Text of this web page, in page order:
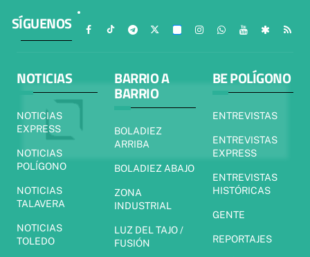
SÍGUENOS
NOTICIAS
NOTICIAS
EXPRESS
NOTICIAS
POLÍGONO
NOTICIAS
TALAVERA
NOTICIAS
TOLEDO
BARRIO A
BARRIO
BOLADIEZ
ARRIBA
BOLADIEZ ABAJO
ZONA
INDUSTRIAL
LUZ DEL TAJO /
FUSIÓN
BE POLÍGONO
ENTREVISTAS
ENTREVISTAS
EXPRESS
ENTREVISTAS
HISTÓRICAS
GENTE
REPORTAJES